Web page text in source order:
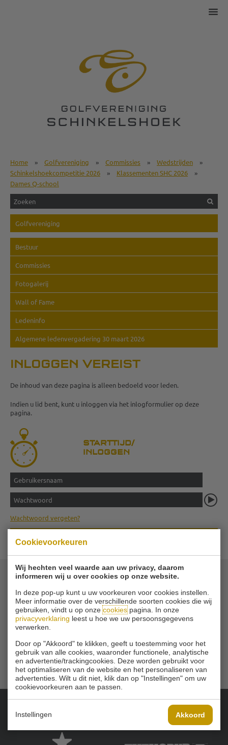
Cookievoorkeuren
Wij hechten veel waarde aan uw privacy, daarom
informeren wij u over cookies op onze website.
In deze pop-up kunt u uw voorkeuren voor cookies instellen.
Meer informatie over de verschillende soorten cookies die wij
gebruiken, vindt u op onzecookiespagina. In onze
privacyverklaring leest u hoe we uw persoonsgegevens
verwerken.
Door op "Akkoord" te klikken, geeft u toestemming voor het
gebruik van alle cookies, waaronder functionele, analytische
en advertentie/trackingcookies. Deze worden gebruikt voor
het optimaliseren van de website en het personaliseren van
advertenties. Wilt u dit niet, klik dan op "Instellingen" om uw
cookievoorkeuren aan te passen.
Instellingen Akkoord
Home » Golfvereniging » Commissies » Wedstrijden
»
Schinkelshoekcompetitie 2026
» Klassementen SHC 2026
»
Dames Q-school
Golfvereniging
Bestuur
Commissies
Fotogalerij
Wall of Fame
Ledeninfo
Algemene ledenvergadering 30 maart 2026
INLOGGEN VEREIST
De inhoud van deze pagina is alleen bedoeld voor leden.
Indien u lid bent, kunt u inloggen via het inlogformulier op deze
pagina.
STARTTIJD/
INLOGGEN
Wachtwoord vergeten?
© 2026 Golfvereniging Schinkelshoek
Zuidbuurt 79 - 3132 KA Vlaardingen|
Tel010 - 460 21 39
Email